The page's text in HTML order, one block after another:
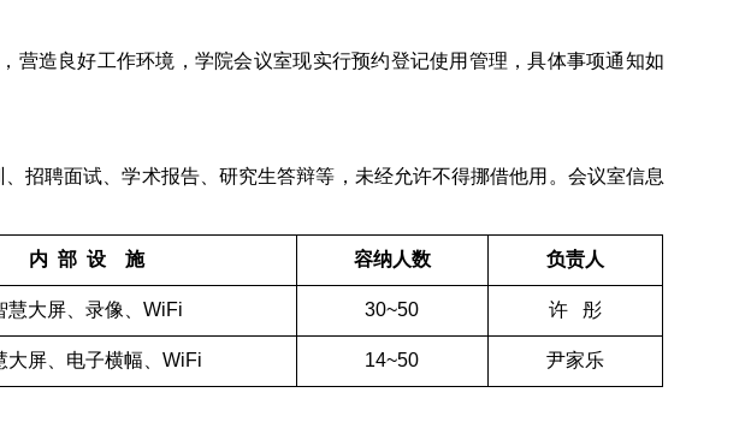
营造良好工作环境，学院会议室现实行预约登记使用管理，具体事项通知如
招聘面试、学术报告、研究生答辩等，未经允许不得挪借他用。会议室信息
内 部 设 施 容纳人数 负责人
慧大屏、录像、WiFi 30~50 许 彤
大屏、电子横幅、WiFi 14~50 尹家乐